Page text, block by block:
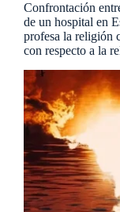
Confrontación
de un hospital en
profesa la religión
con respecto a la